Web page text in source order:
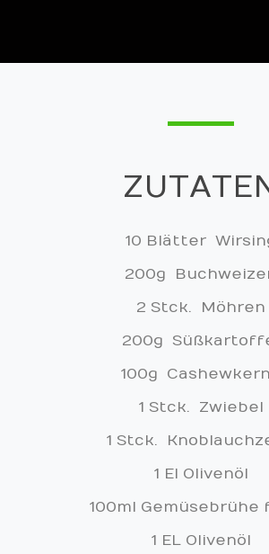
10 Blätter
200g
2 Stck. Möhren
200g
100g
1 Stck. Zwiebel
1 Stck.
1 El Olivenöl
100ml Gemüsebrühe
1 EL Olivenöl